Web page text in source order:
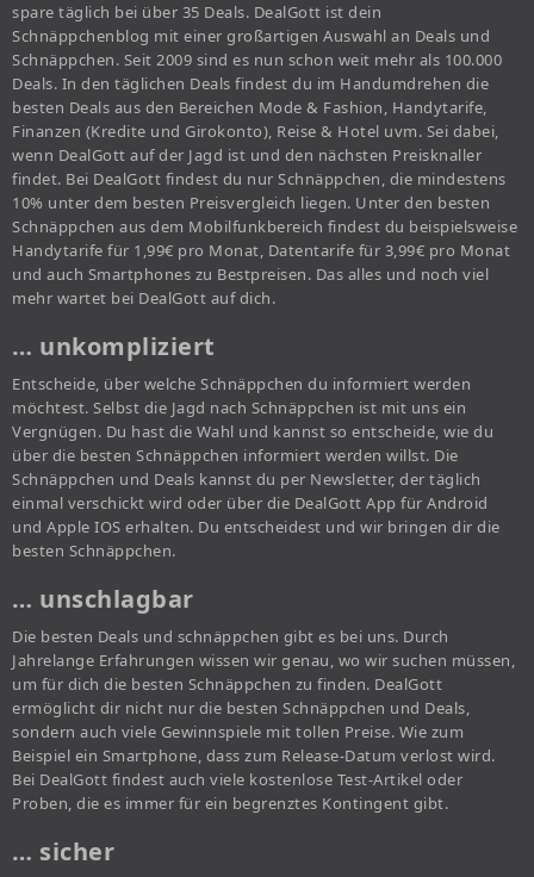
spare täglich bei über 35 Deals. DealGott ist dein
Schnäppchenblog mit einer großartigen Auswahl an Deals und
Schnäppchen. Seit 2009 sind es nun schon weit mehr als 100.000
Deals. In den täglichen Deals findest du im Handumdrehen die
besten Deals aus den Bereichen Mode & Fashion, Handytarife,
Finanzen (Kredite und Girokonto), Reise & Hotel uvm. Sei dabei,
wenn DealGott auf der Jagd ist und den nächsten Preisknaller
findet. Bei DealGott findest du nur Schnäppchen, die mindestens
10% unter dem besten Preisvergleich liegen. Unter den besten
Schnäppchen aus dem Mobilfunkbereich findest du beispielsweise
Handytarife für 1,99€ pro Monat, Datentarife für 3,99€ pro Monat
und auch Smartphones zu Bestpreisen. Das alles und noch viel
mehr wartet bei DealGott auf dich.
… unkompliziert
Entscheide, über welche Schnäppchen du informiert werden
möchtest. Selbst die Jagd nach Schnäppchen ist mit uns ein
Vergnügen. Du hast die Wahl und kannst so entscheide, wie du
über die besten Schnäppchen informiert werden willst. Die
Schnäppchen und Deals kannst du per Newsletter, der täglich
einmal verschickt wird oder über die DealGott App für Android
und Apple IOS erhalten. Du entscheidest und wir bringen dir die
besten Schnäppchen.
… unschlagbar
Die besten Deals und schnäppchen gibt es bei uns. Durch
Jahrelange Erfahrungen wissen wir genau, wo wir suchen müssen,
um für dich die besten Schnäppchen zu finden. DealGott
ermöglicht dir nicht nur die besten Schnäppchen und Deals,
sondern auch viele Gewinnspiele mit tollen Preise. Wie zum
Beispiel ein Smartphone, dass zum Release-Datum verlost wird.
Bei DealGott findest auch viele kostenlose Test-Artikel oder
Proben, die es immer für ein begrenztes Kontingent gibt.
… sicher